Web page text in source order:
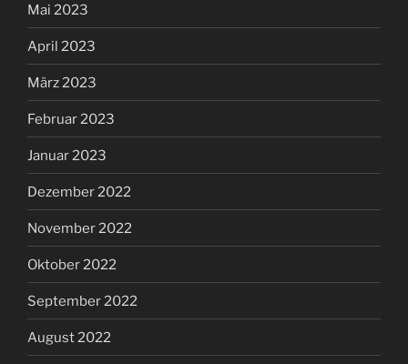
Mai 2023
April 2023
März 2023
Februar 2023
Januar 2023
Dezember 2022
November 2022
Oktober 2022
September 2022
August 2022